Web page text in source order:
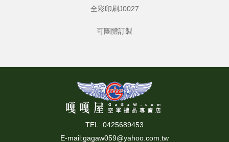
全彩印刷J0027
可團體訂製
TEL: 0425689453
E-mail:gagaw059@yahoo.com.tw